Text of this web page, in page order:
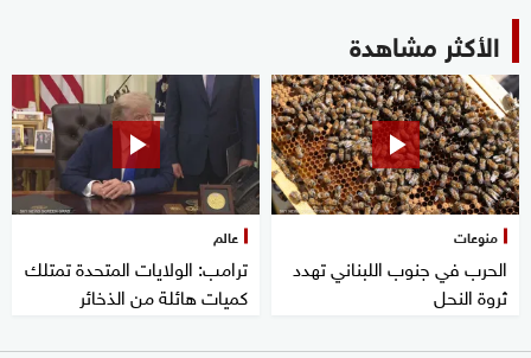
الأكثر مشاهدة
منوعات
الحرب في جنوب اللبناني تهدد
ثروة النحل
عالم
ترامب: الولايات المتحدة تمتلك
كميات هائلة من الذخائر